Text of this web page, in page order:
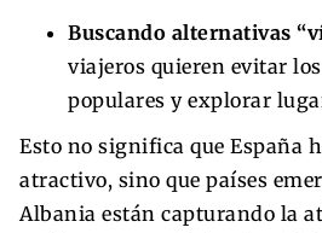
Buscando alternativas
viajeros quieren evitar
populares y explorar
Esto no significa que España
atractivo, sino que países
Albania están capturando la